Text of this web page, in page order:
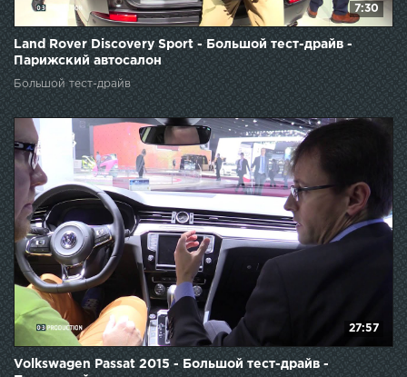
7:30
Land Rover Discovery Sport - Большой тест-драйв -
Парижский автосалон
Большой тест-драйв
27:57
Volkswagen Passat 2015 - Большой тест-драйв -